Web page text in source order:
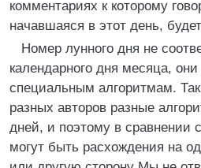
комментариях к которому
начавшаяся в этот день,
Номер лунного дня не
календарного дня месяца,
специальным алгоритмам.
разных авторов разные
дней, и поэтому в сравнении
могут быть расхождения на